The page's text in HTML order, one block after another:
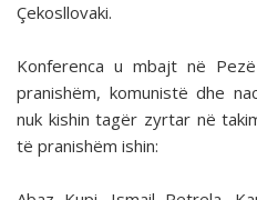
Çekosllovaki.
Konferenca u mbajt në
pranishëm, komunistë dhe
nuk kishin tagër zyrtar në
të pranishëm ishin: